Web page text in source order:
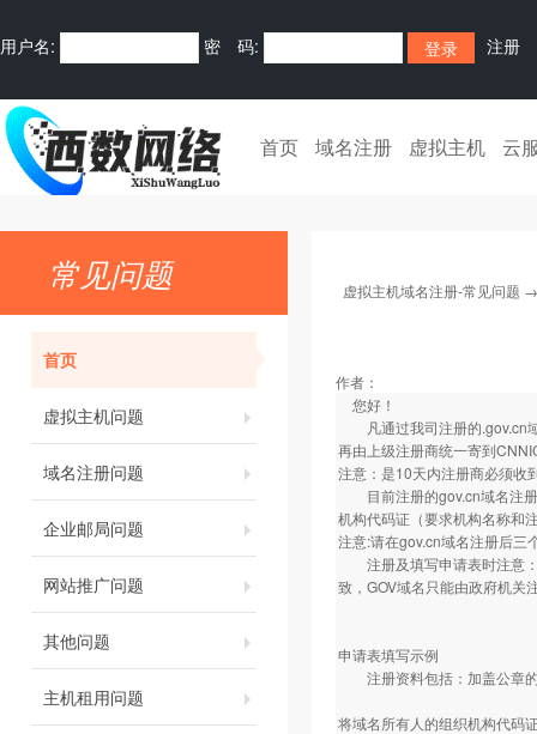
用户名: 密 码: 注册
首页 域名注册 虚拟主机 云
常见问题
首页
虚拟主机问题
域名注册问题
企业邮局问题
网站推广问题
其他问题
主机租用问题
虚拟主机域名注册-常见问题
作者：
您好！
凡通过我司注册的.gov.cn域
再由上级注册商统一寄到
注意：是10天内注册商必须收
目前注册的gov.cn域名注册
机构代码证（要求机构名称和
注意:请在gov.cn域名注册后三
注册及填写申请表时注意：
致，GOV域名只能由政府机关
申请表填写示例
注册资料包括：加盖公章
将域名所有人的组织机构代码